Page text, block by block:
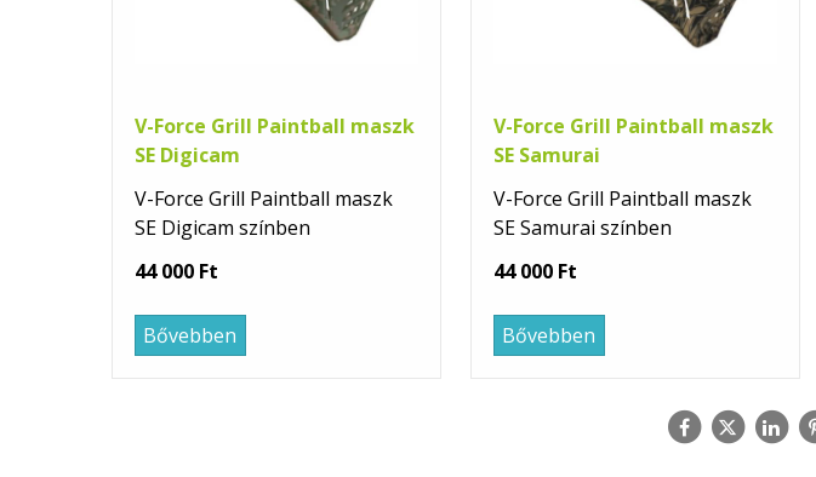
V-Force Grill Paintball maszk
SE Digicam
V-Force Grill Paintball maszk
SE Digicam színben
44 000 Ft
Bővebben
V-Force Grill Paintball maszk
SE Samurai
V-Force Grill Paintball maszk
SE Samurai színben
44 000 Ft
Bővebben